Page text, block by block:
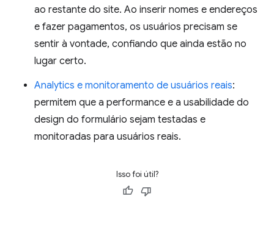
ao restante do site. Ao inserir nomes e endereços
e fazer pagamentos, os usuários precisam se
sentir à vontade, confiando que ainda estão no
lugar certo.
Analytics e monitoramento de usuários reais:
permitem que a performance e a usabilidade do
design do formulário sejam testadas e
monitoradas para usuários reais.
Isso foi útil?